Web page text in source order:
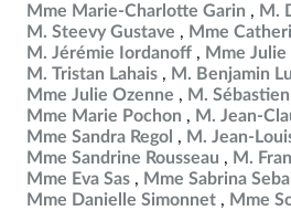
Mme Marie-Charlotte Garin
M.
M. Steevy Gustave
Mme
M. Jérémie Iordanoff
Mme Julie
M. Tristan Lahais
M. Benjamin
Mme Julie Ozenne
M.
Mme Marie Pochon
M. Jean-
Mme Sandra Regol
M. Jean-
Mme Sandrine Rousseau
M.
Mme Eva Sas
Mme Sabrina
Mme Danielle Simonnet
Mme